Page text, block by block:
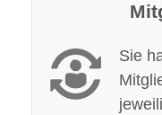
Sie